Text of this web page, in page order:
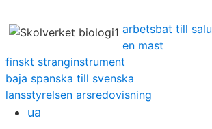
arbetsbat till salu
en mast
finskt stranginstrument
baja spanska till svenska
lansstyrelsen arsredovisning
ua